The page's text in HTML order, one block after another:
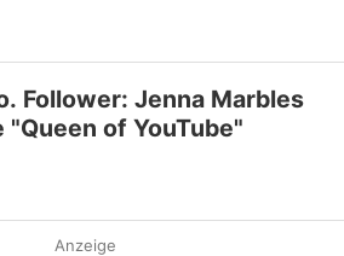
Follower: Jenna Marbles
"Queen of YouTube"
Anzeige